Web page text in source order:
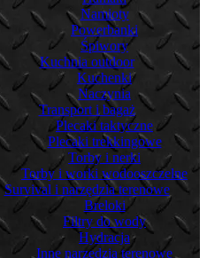
Namioty
Powerbanki
Śpiwory
Kuchnia outdoor
Kuchenki
Naczynia
Transport i bagaż
Plecaki taktyczne
Plecaki trekkingowe
Torby i nerki
Torby i worki wodooszczelne
Survival i narzędzia terenowe
Breloki
Filtry do wody
Hydracja
Inne narzędzia terenowe